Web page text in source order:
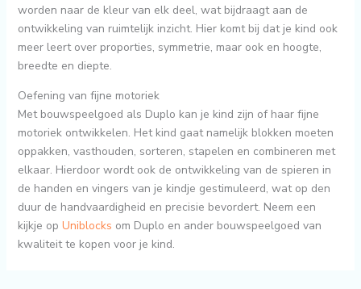
worden naar de kleur van elk deel, wat bijdraagt aan de
ontwikkeling van ruimtelijk inzicht. Hier komt bij dat je kind ook
meer leert over proporties, symmetrie, maar ook en hoogte,
breedte en diepte.
Oefening van fijne motoriek
Met bouwspeelgoed als Duplo kan je kind zijn of haar fijne
motoriek ontwikkelen. Het kind gaat namelijk blokken moeten
oppakken, vasthouden, sorteren, stapelen en combineren met
elkaar. Hierdoor wordt ook de ontwikkeling van de spieren in
de handen en vingers van je kindje gestimuleerd, wat op den
duur de handvaardigheid en precisie bevordert. Neem een
kijkje op Uniblocks om Duplo en ander bouwspeelgoed van
kwaliteit te kopen voor je kind.